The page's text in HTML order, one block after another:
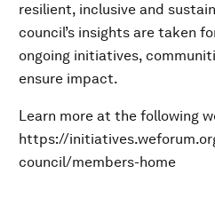
resilient, inclusive and
council’s insights are taken
ongoing initiatives,
ensure impact.
Learn more at the following
https://
council/members-home